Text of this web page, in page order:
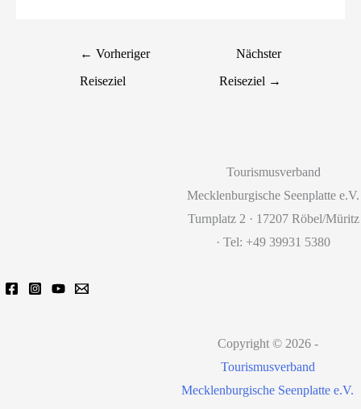
← Vorheriger
Reiseziel
Nächster
Reiseziel →
Tourismusverband
Mecklenburgische Seenplatte e.V.
Turnplatz 2 · 17207 Röbel/Müritz
· Tel: +49 39931 5380
Copyright © 2026 -
Tourismusverband
Mecklenburgische Seenplatte e.V.